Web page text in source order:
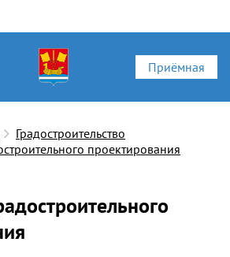
Приёмная
Градостроительство
проектирования